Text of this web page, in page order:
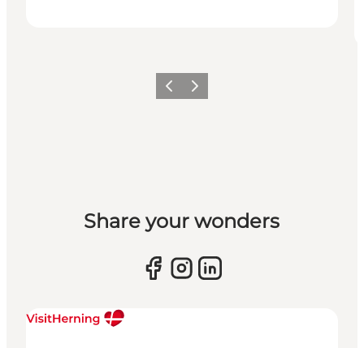
Forrige billede
Næste billede
Share your wonders